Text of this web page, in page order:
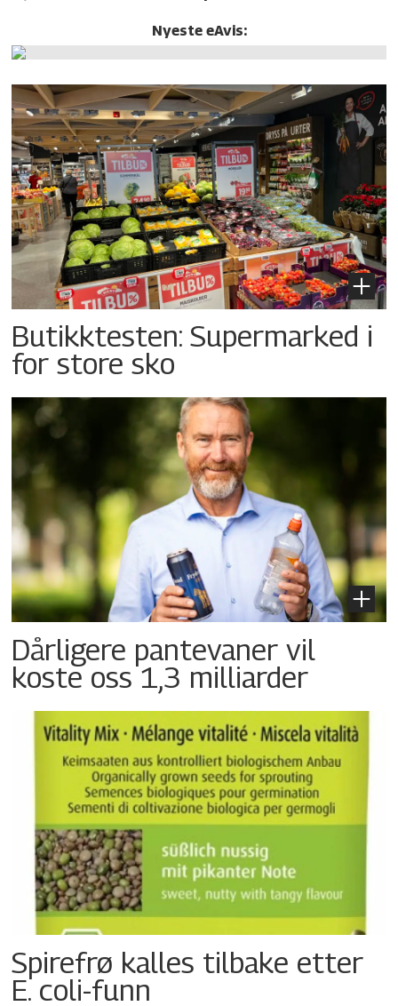
Nyeste eAvis:
Butikktesten: Supermarked i
for store sko
Dårligere pantevaner vil
koste oss 1,3 milliarder
Spirefrø kalles tilbake etter
E. coli-funn